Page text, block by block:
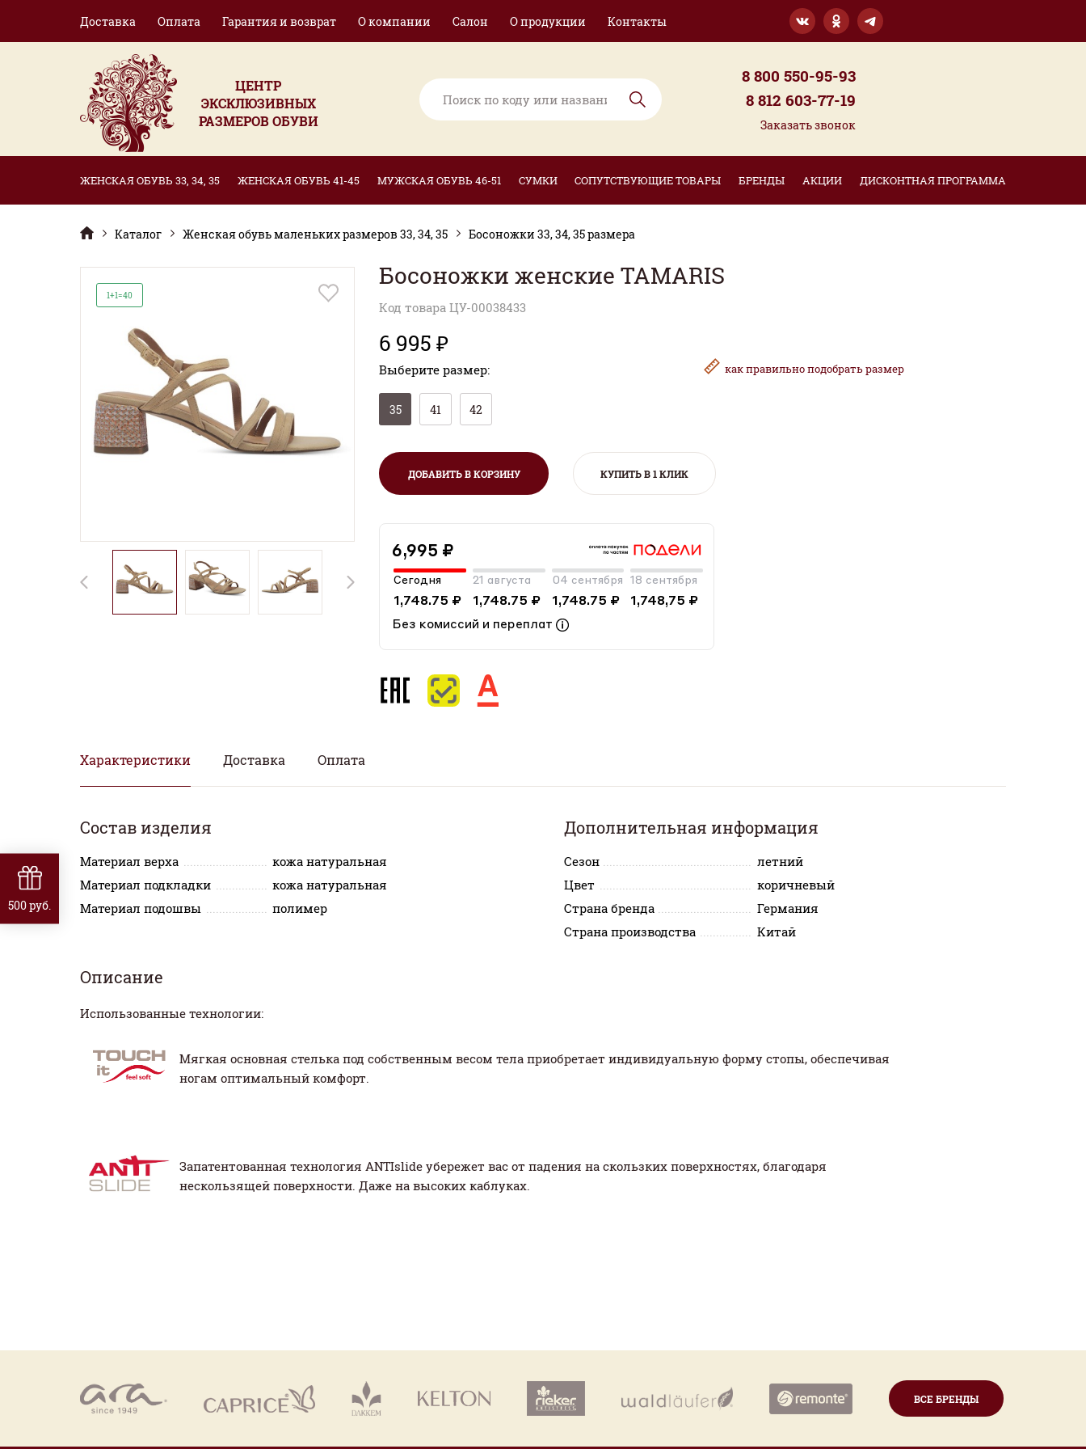
Доставка Оплата Гарантия и возврат О компании Салон О продукции Контакты
ЦЕНТР
ЭКСКЛЮЗИВНЫХ
РАЗМЕРОВ ОБУВИ
8 800 550-95-93
8 812 603-77-19
Заказать звонок
ЖЕНСКАЯ ОБУВЬ 33, 34, 35 ЖЕНСКАЯ ОБУВЬ 41-45 МУЖСКАЯ ОБУВЬ 46-51 СУМКИ СОПУТСТВУЮЩИЕ ТОВАРЫ БРЕНДЫ АКЦИИ ДИСКОНТНАЯ ПРОГРАММА
Каталог Женская обувь маленьких размеров 33, 34, 35 Босоножки 33, 34, 35 размера
1+1=40
Босоножки женские TAMARIS
Код товара ЦУ-00038433
6 995 ₽
Выберите размер: какправильноподобрать размер
35 41 42
ДОБАВИТЬ В КОРЗИНУ КУПИТЬ В 1 КЛИК
6,995 ₽
Сегодня
1,748.75 ₽
21 августа
1,748.75 ₽
04 сентября
1,748.75 ₽
18 сентября
1,748,75 ₽
Без комиссий и переплат
Характеристики Доставка Оплата
Состав изделия
Материал верха
кожа натуральная
Материал подкладки
кожа натуральная
Материал подошвы
полимер
Дополнительная информация
Сезон
летний
Цвет
коричневый
Страна бренда
Германия
Страна производства
Китай
Описание
Использованные технологии:
Мягкая основная стелька под собственным весом тела приобретает индивидуальную форму стопы, обеспечивая
ногам оптимальный комфорт.
Запатентованная технология ANTIslide убережет вас от падения на скользких поверхностях, благодаря
нескользящей поверхности. Даже на высоких каблуках.
ВСЕ БРЕНДЫ
500 руб.